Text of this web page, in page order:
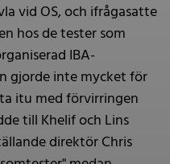
vid OS, och ifrågasatte
hos de tester som
IBA-
gjorde inte mycket för
itu med förvirringen
till Khelif och Lins
direktör Chris